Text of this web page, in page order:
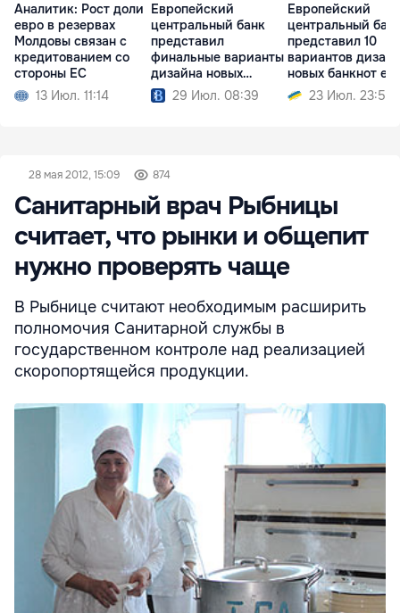
Аналитик: Рост доли
евро в резервах
Молдовы связан с
кредитованием со
стороны ЕС
13 Июл. 11:14
Европейский
центральный банк
представил
финальные варианты
дизайна новых
банкнот евро
29 Июл. 08:39
Европейский
центральный
представил 10
вариантов
новых банкнот
23 Июл. 23:51
28 мая 2012, 15:09 874
Санитарный врач Рыбницы
считает, что рынки и общепит
нужно проверять чаще
В Рыбнице считают необходимым расширить
полномочия Санитарной службы в
государственном контроле над реализацией
скоропортящейся продукции.